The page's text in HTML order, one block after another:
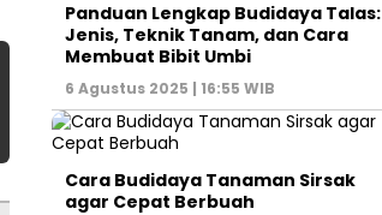
Panduan Lengkap Budidaya Talas:
Jenis, Teknik Tanam, dan Cara
Membuat Bibit Umbi
6 Agustus 2025 | 16:55 WIB
Cara Budidaya Tanaman Sirsak
agar Cepat Berbuah